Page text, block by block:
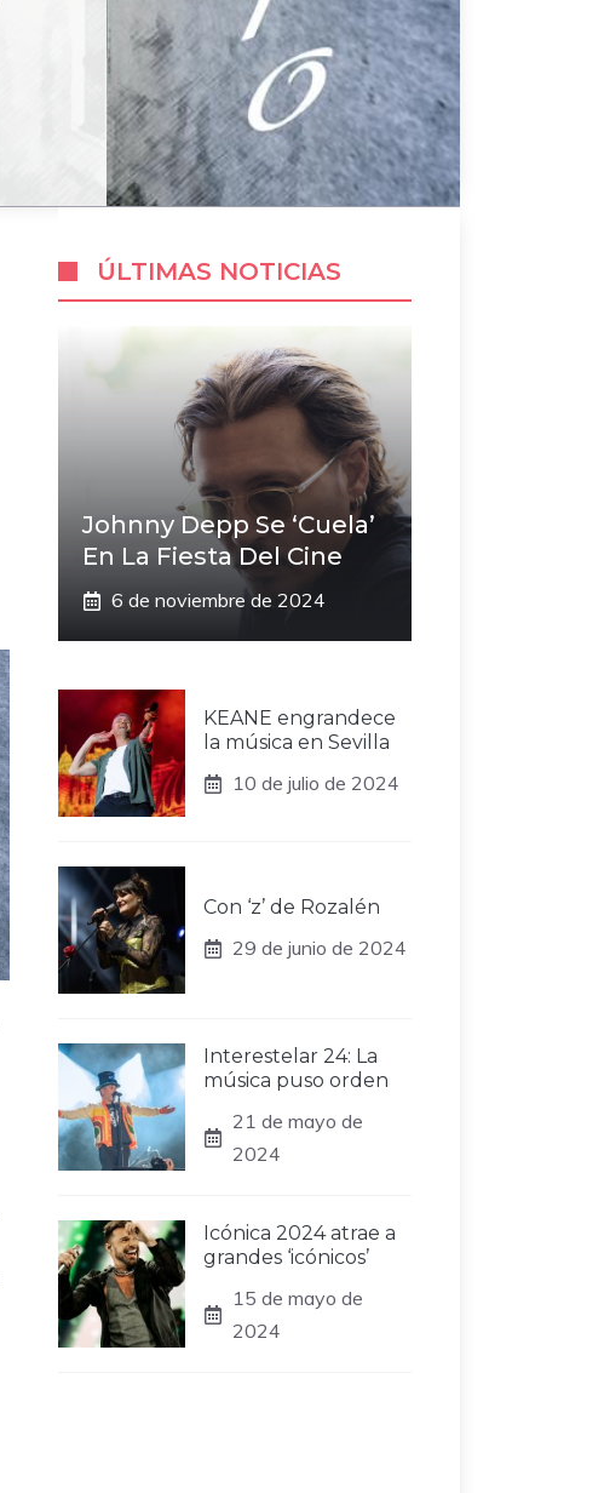
ÚLTIMAS NOTICIAS
Johnny Depp Se ‘cuela’
En La Fiesta Del Cine
6 de noviembre de 2024
KEANE engrandece
la música en Sevilla
10 de julio de 2024
Con ‘z’ de Rozalén
29 de junio de 2024
Interestelar 24: La
música puso orden
21 de mayo de
2024
Icónica 2024 atrae a
grandes ‘icónicos’
15 de mayo de
2024